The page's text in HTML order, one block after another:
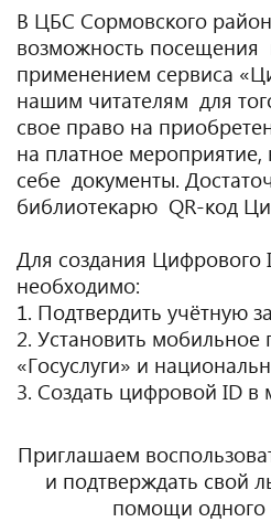
В ЦБС Сормовского
возможность посещения
применением сервиса
нашим читателям для
свое право на
на платное
себе документы.
библиотекарю QR-код
Для создания Цифрового
необходимо:
1. Подтвердить учётную
2. Установить
«Госуслуги» и
3. Создать цифровой ID
Приглашаем
и подтверждать свой
помощи одного